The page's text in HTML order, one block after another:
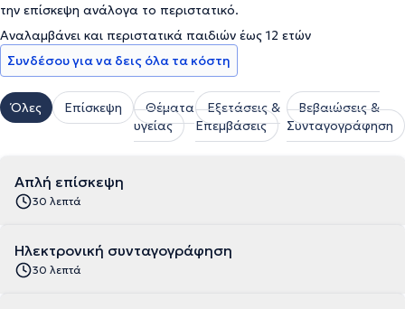
την επίσκεψη ανάλογα το περιστατικό.
Αναλαμβάνει και περιστατικά παιδιών έως 12 ετών
Συνδέσου για να δεις όλα τα κόστη
Όλες Επίσκεψη
Θέματα
υγείας
Εξετάσεις &
Επεμβάσεις
Βεβαιώσεις &
Συνταγογράφηση
Απλή επίσκεψη
30 λεπτά
Ηλεκτρονική συνταγογράφηση
30 λεπτά